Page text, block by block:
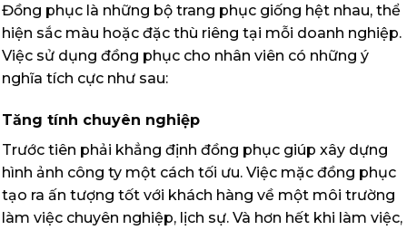
Đồng phục là những bộ trang phục giống hệt nhau, thể
hiện sắc màu hoặc đặc thù riêng tại mỗi doanh nghiệp.
Việc sử dụng đồng phục cho nhân viên có những ý
nghĩa tích cực như sau:
Tăng tính chuyên nghiệp
Trước tiên phải khẳng định đồng phục giúp xây dựng
hình ảnh công ty một cách tối ưu. Việc mặc đồng phục
tạo ra ấn tượng tốt với khách hàng về một môi trường
làm việc chuyên nghiệp, lịch sự. Và hơn hết khi làm việc,